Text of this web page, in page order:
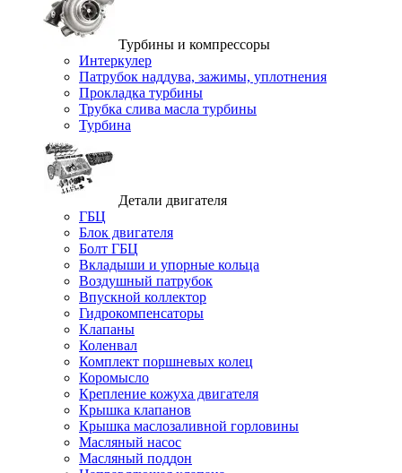
Турбины и компрессоры
Интеркулер
Патрубок наддува, зажимы, уплотнения
Прокладка турбины
Трубка слива масла турбины
Турбина
Детали двигателя
ГБЦ
Блок двигателя
Болт ГБЦ
Вкладыши и упорные кольца
Воздушный патрубок
Впускной коллектор
Гидрокомпенсаторы
Клапаны
Коленвал
Комплект поршневых колец
Коромысло
Крепление кожуха двигателя
Крышка клапанов
Крышка маслозаливной горловины
Масляный насос
Масляный поддон